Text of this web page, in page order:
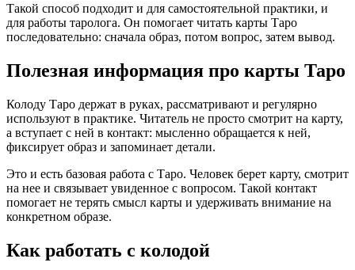
Такой способ подходит и для самостоятельной практики, и
для работы таролога. Он помогает читать карты Таро
последовательно: сначала образ, потом вопрос, затем вывод.
Полезная информация про карты Таро
Колоду Таро держат в руках, рассматривают и регулярно
используют в практике. Читатель не просто смотрит на карту,
а вступает с ней в контакт: мысленно обращается к ней,
фиксирует образ и запоминает детали.
Это и есть базовая работа с Таро. Человек берет карту, смотрит
на нее и связывает увиденное с вопросом. Такой контакт
помогает не терять смысл карты и удерживать внимание на
конкретном образе.
Как работать с колодой